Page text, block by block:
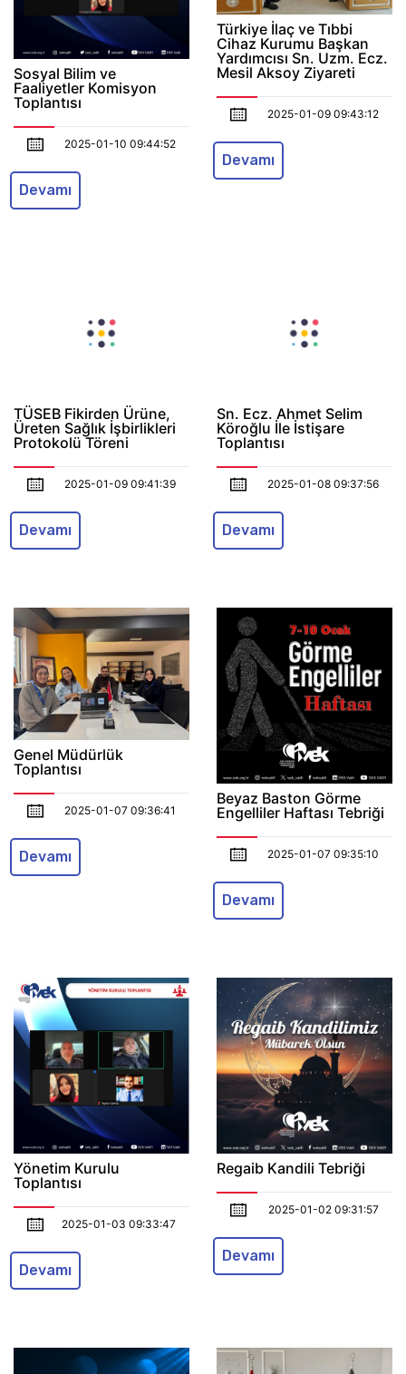
Sosyal Bilim ve
Faaliyetler Komisyon
Toplantısı
2025-01-10 09:44:52
Devamı
Türkiye İlaç ve Tıbbi
Cihaz Kurumu Başkan
Yardımcısı Sn. Uzm. Ecz.
Mesil Aksoy Ziyareti
2025-01-09 09:43:12
Devamı
Üreten Sağlık İşbirlikleri
Protokolü Töreni
Devamı
Köroğlu İle İstişare
Devamı
Genel Müdürlük
Toplantısı
2025-01-07 09:36:41
Devamı
Beyaz Baston Görme
Engelliler Haftası Tebriği
2025-01-07 09:35:10
Devamı
Yönetim Kurulu
Toplantısı
2025-01-03 09:33:47
Devamı
Regaib Kandili Tebriği
2025-01-02 09:31:57
Devamı